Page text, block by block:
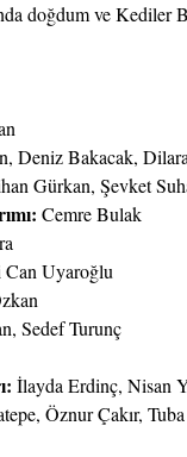
doğdum ve Kediler
Deniz Bakacak,
Gürkan, Şevket
Cemre Bulak
Can Uyaroğlu
Sedef Turunç
İlayda Erdinç, Nisan
Öznur Çakır,